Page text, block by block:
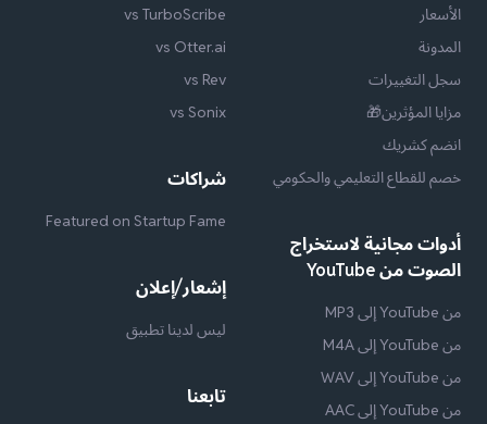
الأسعار
المدونة
سجل التغييرات
مزايا المؤثرين🎁
انضم كشريك
خصم للقطاع التعليمي والحكومي
أدوات مجانية لاستخراج
الصوت من YouTube
من YouTube إلى MP3
من YouTube إلى M4A
من YouTube إلى WAV
من YouTube إلى AAC
vs TurboScribe
vs Otter.ai
vs Rev
vs Sonix
شراكات
Featured on Startup Fame
إشعار/إعلان
ليس لدينا تطبيق
تابعنا